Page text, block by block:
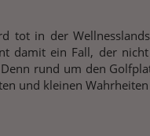
tot in der
damit ein Fall, der
rund um den
und kleinen Wahrheiten